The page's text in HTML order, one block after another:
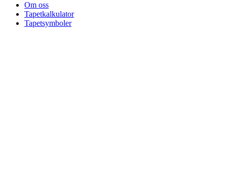
Om oss
Tapetkalkulator
Tapetsymboler